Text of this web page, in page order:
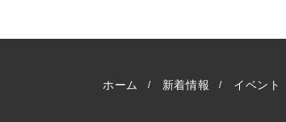
ホーム 新着情報 イベント